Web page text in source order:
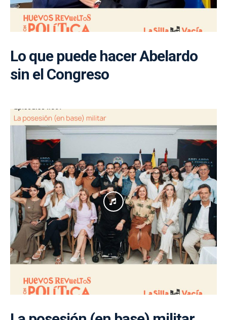
Lo que puede hacer Abelardo
sin el Congreso